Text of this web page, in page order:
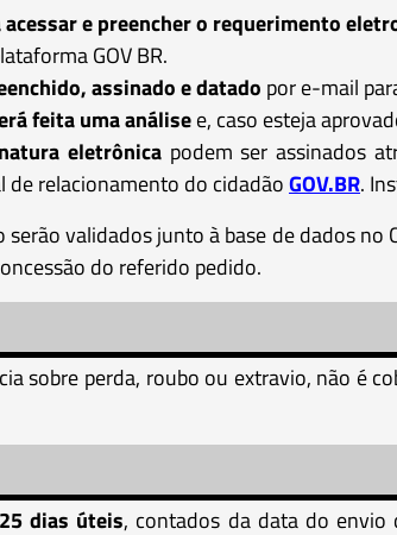
acessar e preencher o requerimento
GOV BR.
assinado e datado por e-mail
feita uma análisee, caso esteja
eletrônicapodem ser assinados
relacionamento do cidadãoGOV.BR.
validados junto à base de dados no
do referido pedido.
sobre perda, roubo ou extravio, não é
dias úteis, contados da data do envio